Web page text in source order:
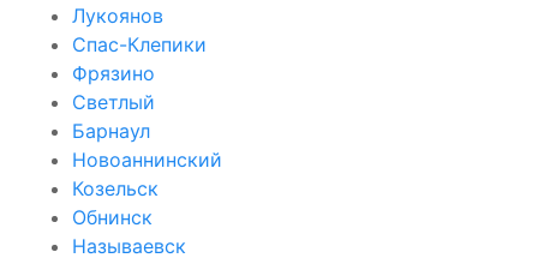
Лукоянов
Спас-Клепики
Фрязино
Светлый
Барнаул
Новоаннинский
Козельск
Обнинск
Называевск